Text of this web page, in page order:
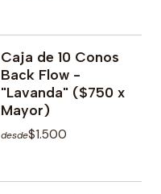
Caja de 10 Conos
Back Flow -
"Lavanda" ($750 x
Mayor)
desde$1.500